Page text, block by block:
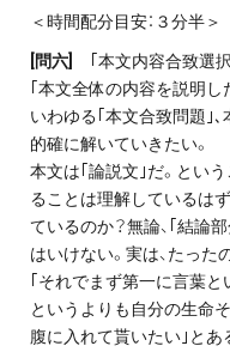
＜時間配分目安：３分半＞
[問六]
｢本文内容合致選
｢本文全体の内容を説明し
いわゆる｢本文合致問題｣､
的確に解いていきたい。
本文は｢論説文｣だ。とい
ることは理解しているは
ているのか？無論、｢結論
はいけない。実は、たった
｢それでまず第一に言葉と
というよりも自分の生命
腹に入れて貰いたい｣とあ